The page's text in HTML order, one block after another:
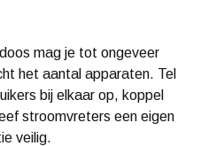
mag je tot ongeveer
het aantal apparaten. Tel
bij elkaar op, koppel
stroomvreters een eigen
veilig.